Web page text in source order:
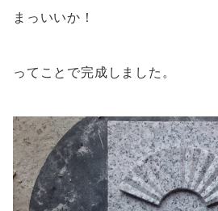
まっいいか！
ってことで完成しました。